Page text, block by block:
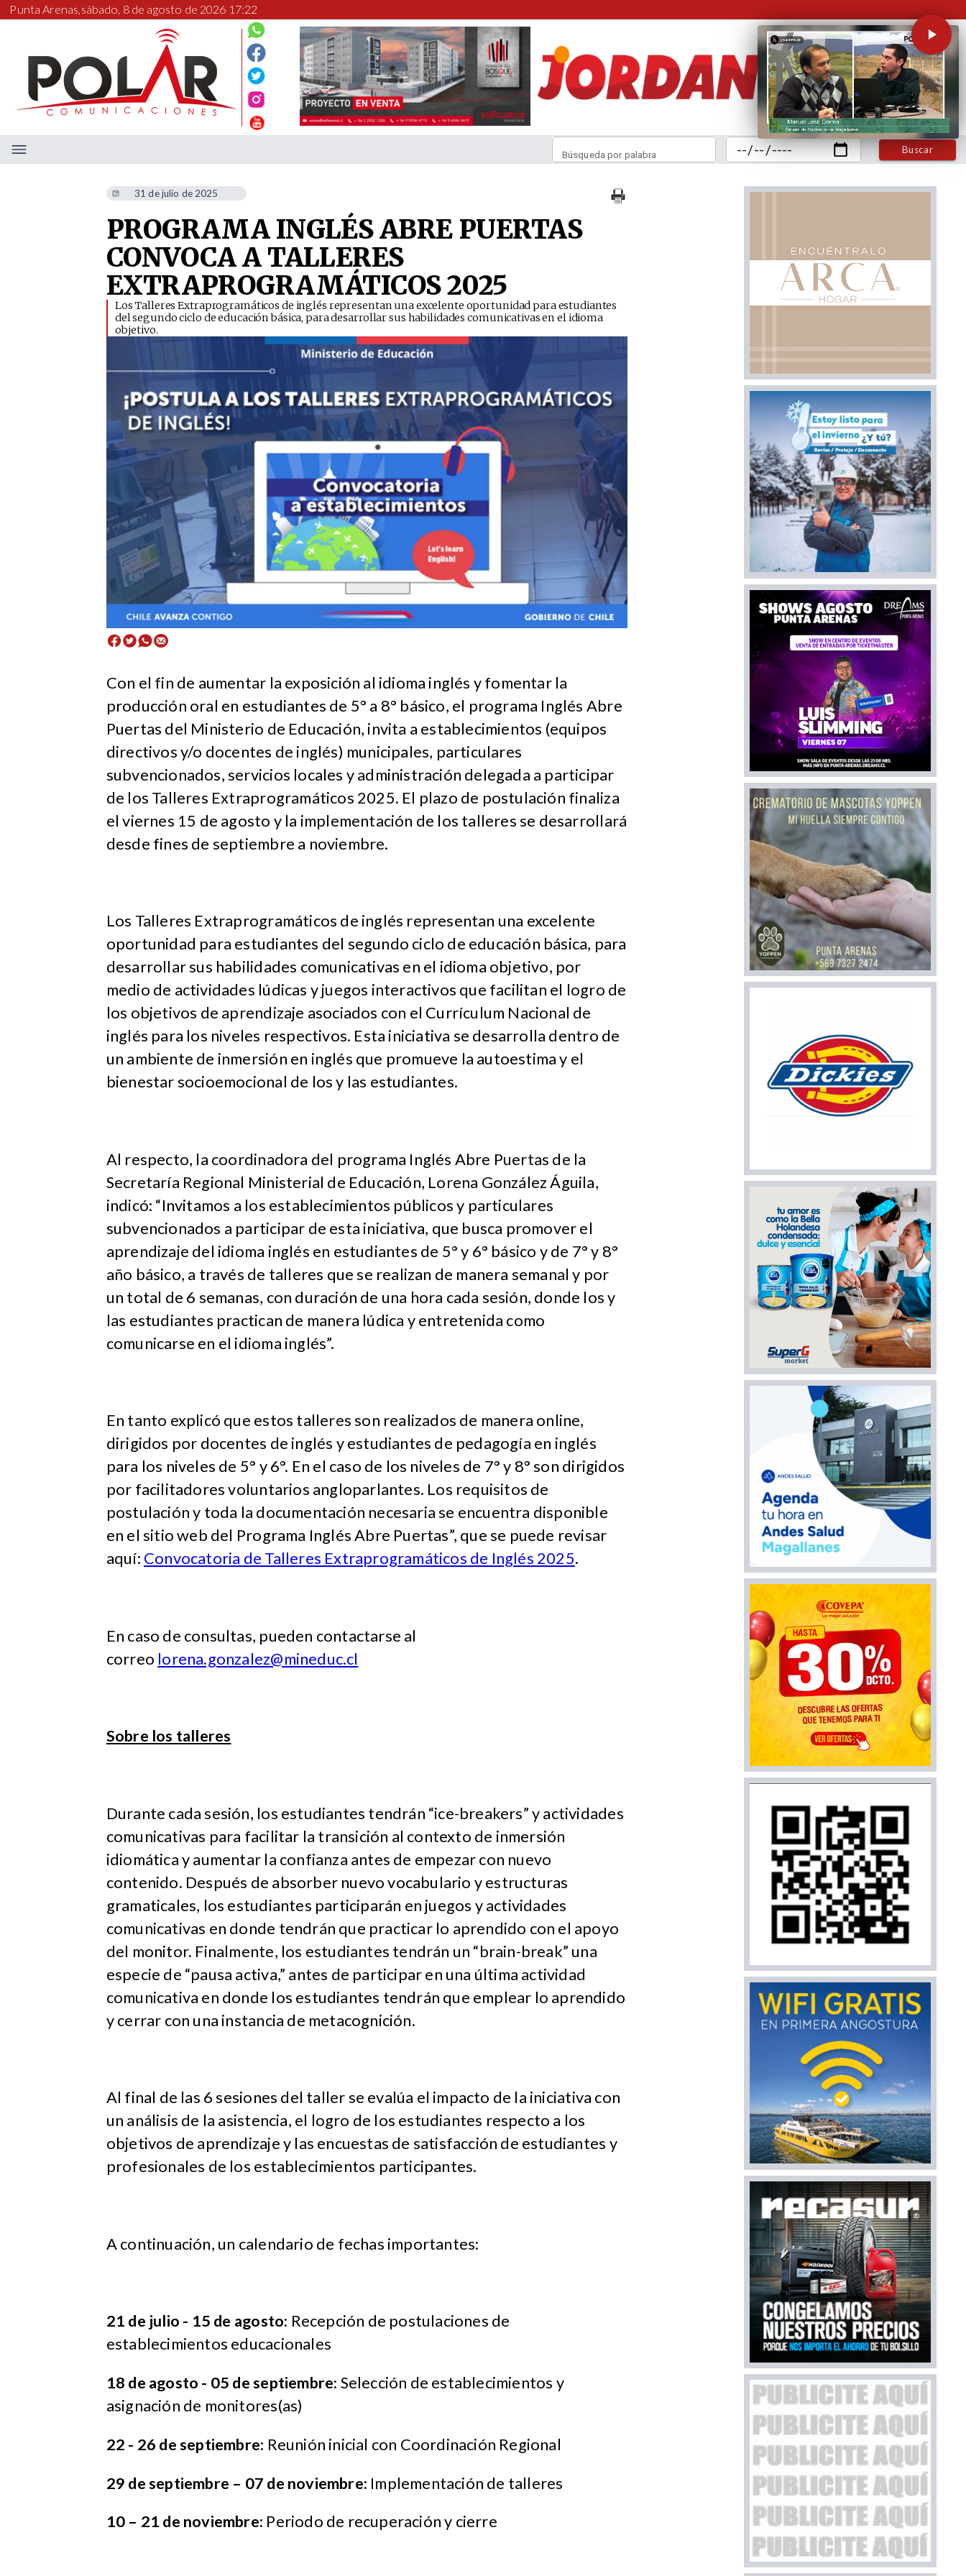
Punta Arenas,sábado, 8 de agosto de 2026 17:22
Buscar
Búsqueda por palabra
31 de julio de 2025
PROGRAMA INGLÉS ABRE PUERTAS
CONVOCA A TALLERES
EXTRAPROGRAMÁTICOS 2025
​Los Talleres Extraprogramáticos de inglés representan una excelente oportunidad para estudiantes
del segundo ciclo de educación básica, para desarrollar sus habilidades comunicativas en el idioma
objetivo.
Con el fin de aumentar la exposición al idioma inglés y fomentar la
producción oral en estudiantes de 5° a 8° básico, el programa Inglés Abre
Puertas del Ministerio de Educación, invita a establecimientos (equipos
directivos y/o docentes de inglés) municipales, particulares
subvencionados, servicios locales y administración delegada a participar
de los Talleres Extraprogramáticos 2025. El plazo de postulación finaliza
el viernes 15 de agosto y la implementación de los talleres se desarrollará
desde fines de septiembre a noviembre.
Los Talleres Extraprogramáticos de inglés representan una excelente
oportunidad para estudiantes del segundo ciclo de educación básica, para
desarrollar sus habilidades comunicativas en el idioma objetivo, por
medio de actividades lúdicas y juegos interactivos que facilitan el logro de
los objetivos de aprendizaje asociados con el Currículum Nacional de
inglés para los niveles respectivos. Esta iniciativa se desarrolla dentro de
un ambiente de inmersión en inglés que promueve la autoestima y el
bienestar socioemocional de los y las estudiantes.
Al respecto, la coordinadora del programa Inglés Abre Puertas de la
Secretaría Regional Ministerial de Educación, Lorena González Águila,
indicó: “Invitamos a los establecimientos públicos y particulares
subvencionados a participar de esta iniciativa, que busca promover el
aprendizaje del idioma inglés en estudiantes de 5° y 6° básico y de 7° y 8°
año básico, a través de talleres que se realizan de manera semanal y por
un total de 6 semanas, con duración de una hora cada sesión, donde los y
las estudiantes practican de manera lúdica y entretenida como
comunicarse en el idioma inglés”.
En tanto explicó que estos talleres son realizados de manera online,
dirigidos por docentes de inglés y estudiantes de pedagogía en inglés
para los niveles de 5° y 6°. En el caso de los niveles de 7° y 8° son dirigidos
por facilitadores voluntarios angloparlantes. Los requisitos de
postulación y toda la documentación necesaria se encuentra disponible
en el sitio web del Programa Inglés Abre Puertas”, que se puede revisar
aquí: Convocatoria de Talleres Extraprogramáticos de Inglés 2025.
En caso de consultas, pueden contactarse al
correo lorena.gonzalez@mineduc.cl
Sobre los talleres
Durante cada sesión, los estudiantes tendrán “ice-breakers” y actividades
comunicativas para facilitar la transición al contexto de inmersión
idiomática y aumentar la confianza antes de empezar con nuevo
contenido. Después de absorber nuevo vocabulario y estructuras
gramaticales, los estudiantes participarán en juegos y actividades
comunicativas en donde tendrán que practicar lo aprendido con el apoyo
del monitor. Finalmente, los estudiantes tendrán un “brain-break” una
especie de “pausa activa,” antes de participar en una última actividad
comunicativa en donde los estudiantes tendrán que emplear lo aprendido
y cerrar con una instancia de metacognición.
Al final de las 6 sesiones del taller se evalúa el impacto de la iniciativa con
un análisis de la asistencia, el logro de los estudiantes respecto a los
objetivos de aprendizaje y las encuestas de satisfacción de estudiantes y
profesionales de los establecimientos participantes.
A continuación, un calendario de fechas importantes:
21 de julio - 15 de agosto: Recepción de postulaciones de
establecimientos educacionales
18 de agosto - 05 de septiembre: Selección de establecimientos y
asignación de monitores(as)
22 - 26 de septiembre: Reunión inicial con Coordinación Regional
29 de septiembre – 07 de noviembre: Implementación de talleres
10 – 21 de noviembre: Periodo de recuperación y cierre